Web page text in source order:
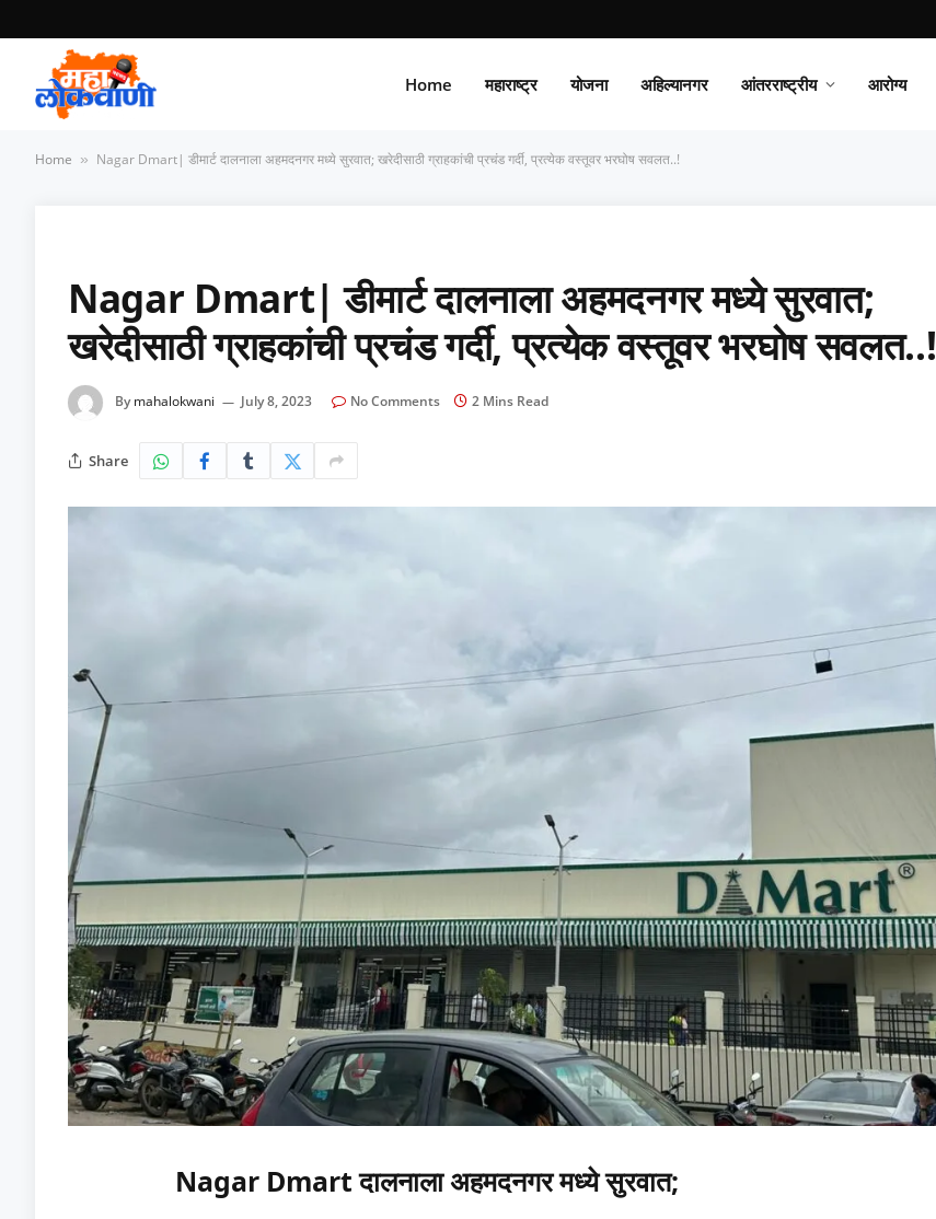
Home महाराष्ट्र योजना अहिल्यानगर आंतरराष्ट्रीय आरोग्य
Home » Nagar Dmart| डीमार्ट दालनाला अहमदनगर मध्ये सुरवात; खरेदीसाठी ग्राहकांची प्रचंड गर्दी, प्रत्येक वस्तूवर भरघोष सवलत..!
Nagar Dmart| डीमार्ट दालनाला अहमदनगर मध्ये सुरवात;
खरेदीसाठी ग्राहकांची प्रचंड गर्दी, प्रत्येक वस्तूवर भरघोष सवलत..!
By mahalokwani July 8, 2023 No Comments 2 Mins Read
Share
Nagar Dmart दालनाला अहमदनगर मध्ये सुरवात;